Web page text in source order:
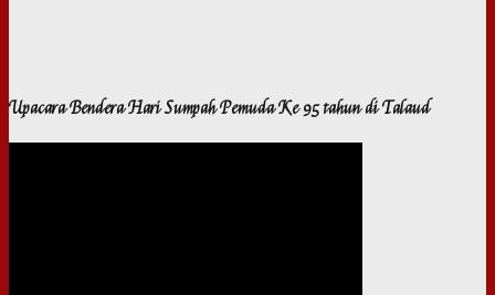
Upacara Bendera Hari Sumpah Pemuda Ke 95 tahun di Talaud